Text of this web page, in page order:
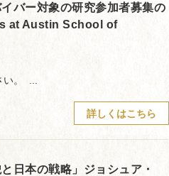
バー対象の研究参加者募集の
at Austin School of
。 ...
詳しくはこちら
日本の戦略」ジョシュア・